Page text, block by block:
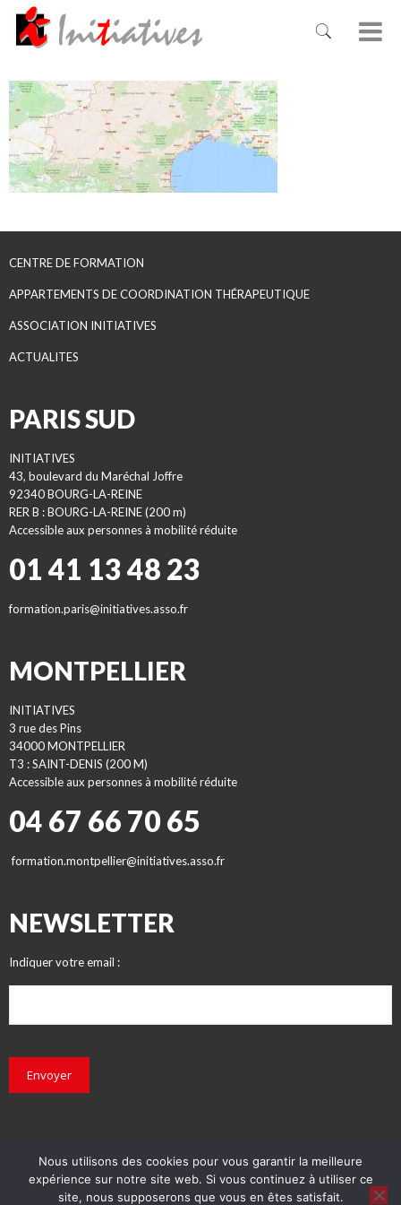
CENTRE DE FORMATION
APPARTEMENTS DE COORDINATION THÉRAPEUTIQUE
ASSOCIATION INITIATIVES
ACTUALITES
PARIS SUD
INITIATIVES
43, boulevard du Maréchal Joffre
92340 BOURG-LA-REINE
RER B : BOURG-LA-REINE (200 m)
Accessible aux personnes à mobilité réduite
01 41 13 48 23
formation.paris@initiatives.asso.fr
MONTPELLIER
INITIATIVES
3 rue des Pins
34000 MONTPELLIER
T3 : SAINT-DENIS (200 M)
Accessible aux personnes à mobilité réduite
04 67 66 70 65
formation.montpellier@initiatives.asso.fr
NEWSLETTER
Indiquer votre email :
Envoyer
© INITIATIVES 2018 - Tous droits réservés
Nous utilisons des cookies pour vous garantir la meilleure
expérience sur notre site web. Si vous continuez à utiliser ce
site, nous supposerons que vous en êtes satisfait.